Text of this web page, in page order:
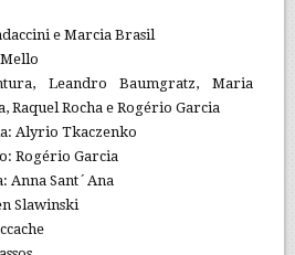
e Marcia Brasil
Leandro Baumgratz, Maria
Raquel Rocha e Rogério Garcia
Alyrio Tkaczenko
Rogério Garcia
Anna Sant´Ana
Slawinski